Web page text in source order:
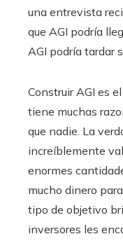
una entrevista
que AGI podría
AGI podría tardar
Construir AGI es
tiene muchas
que nadie. La
increíblemente
enormes
mucho dinero
tipo de objetivo
inversores les